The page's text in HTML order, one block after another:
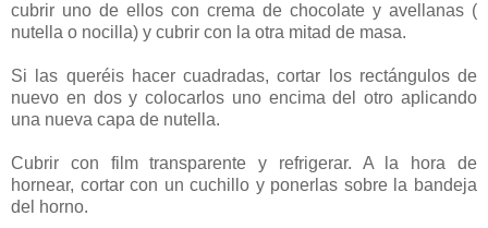
cubrir uno de ellos con crema de chocolate y avellanas (
nutella o nocilla) y cubrir con la otra mitad de masa.
Si las queréis hacer cuadradas, cortar los rectángulos de
nuevo en dos y colocarlos uno encima del otro aplicando
una nueva capa de nutella.
Cubrir con film transparente y refrigerar. A la hora de
hornear, cortar con un cuchillo y ponerlas sobre la bandeja
del horno.